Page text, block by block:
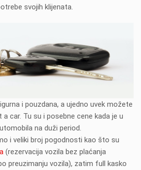
svojih klijenata.
i pouzdana, a ujedno uvek možete
car. Tu su i posebne cene kada je u
na duži period.
i veliki broj pogodnosti kao što su
(rezervacija vozila bez plaćanja
preuzimanju vozila), zatim full kasko